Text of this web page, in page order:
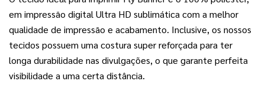
em impressão digital Ultra HD sublimática com a melhor
qualidade de impressão e acabamento. Inclusive, os nossos
tecidos possuem uma costura super reforçada para ter
longa durabilidade nas divulgações, o que garante perfeita
visibilidade a uma certa distância.